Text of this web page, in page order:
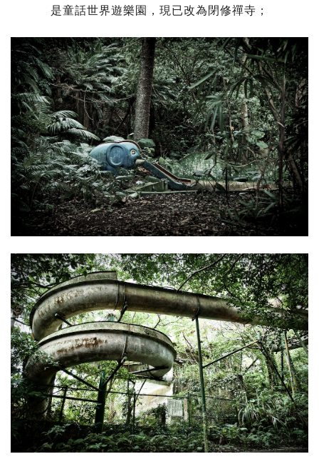
是童話世界遊樂園，現已改為閉修禪寺；